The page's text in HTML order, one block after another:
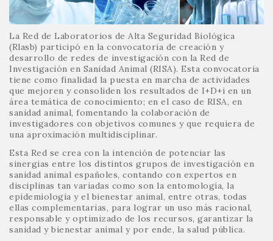
La Red de Laboratorios de Alta Seguridad Biológica
(Rlasb) participó en la convocatoria de creación y
desarrollo de redes de investigación con la Red de
Investigación en Sanidad Animal (RISA). Esta convocatoria
tiene como finalidad la puesta en marcha de actividades
que mejoren y consoliden los resultados de I+D+i en un
área temática de conocimiento; en el caso de RISA, en
sanidad animal, fomentando la colaboración de
investigadores con objetivos comunes y que requiera de
una aproximación multidisciplinar.
Esta Red se crea con la intención de potenciar las
sinergias entre los distintos grupos de investigación en
sanidad animal españoles, contando con expertos en
disciplinas tan variadas como son la entomología, la
epidemiología y el bienestar animal, entre otras, todas
ellas complementarias, para lograr un uso más racional,
responsable y optimizado de los recursos, garantizar la
sanidad y bienestar animal y por ende, la salud pública.